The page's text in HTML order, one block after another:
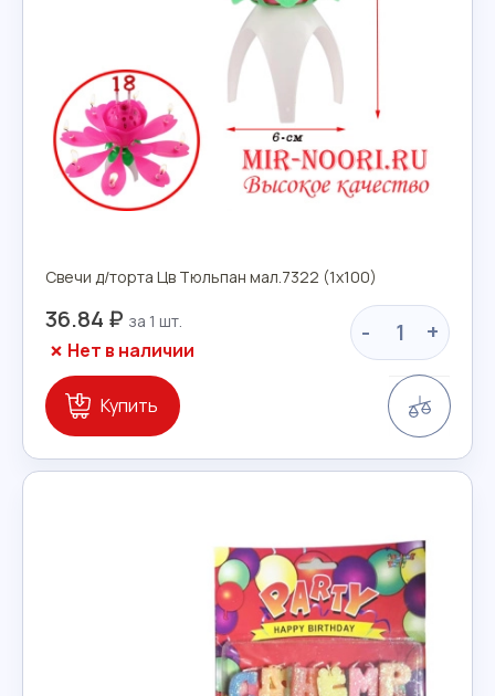
Свечи д/торта Цв Тюльпан мал.7322 (1х100)
36.84 ₽ - +
Нет в наличии
Купить